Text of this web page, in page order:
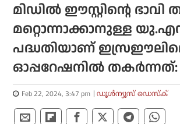
മിഡിൽ ഈസ്റ്റിന്റെ ഭാവി
മറ്റൊന്നാക്കാനുള്ള
പദ്ധതിയാണ്
ഓപ്പറേഷനിൽ
Feb 22, 2024, 3:47 pm ഡൂള്‍ന്യൂസ് ഡെസ്‌ക്